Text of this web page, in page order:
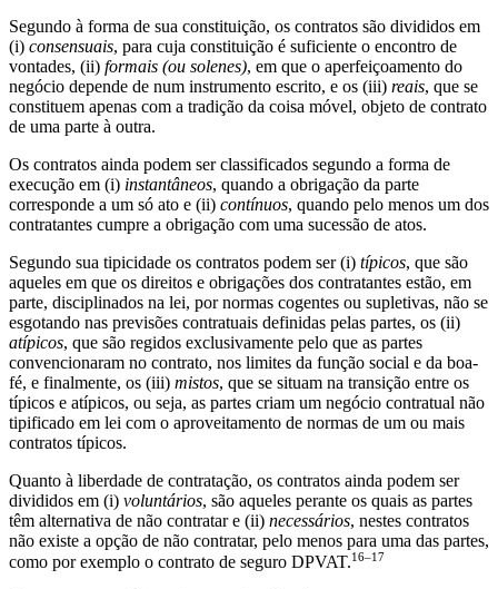
Segundo à forma de sua constituição, os contratos são divididos em
(i) consensuais, para cuja constituição é suficiente o encontro de
vontades, (ii) formais (ou solenes), em que o aperfeiçoamento do
negócio depende de num instrumento escrito, e os (iii) reais, que se
constituem apenas com a tradição da coisa móvel, objeto de contrato
de uma parte à outra.
Os contratos ainda podem ser classificados segundo a forma de
execução em (i) instantâneos, quando a obrigação da parte
corresponde a um só ato e (ii) contínuos, quando pelo menos um dos
contratantes cumpre a obrigação com uma sucessão de atos.
Segundo sua tipicidade os contratos podem ser (i) típicos, que são
aqueles em que os direitos e obrigações dos contratantes estão, em
parte, disciplinados na lei, por normas cogentes ou supletivas, não se
esgotando nas previsões contratuais definidas pelas partes, os (ii)
atípicos, que são regidos exclusivamente pelo que as partes
convencionaram no contrato, nos limites da função social e da boa-
fé, e finalmente, os (iii) mistos, que se situam na transição entre os
típicos e atípicos, ou seja, as partes criam um negócio contratual não
tipificado em lei com o aproveitamento de normas de um ou mais
contratos típicos.
Quanto à liberdade de contratação, os contratos ainda podem ser
divididos em (i) voluntários, são aqueles perante os quais as partes
têm alternativa de não contratar e (ii) necessários, nestes contratos
não existe a opção de não contratar, pelo menos para uma das partes,
como por exemplo o contrato de seguro DPVAT.16–17